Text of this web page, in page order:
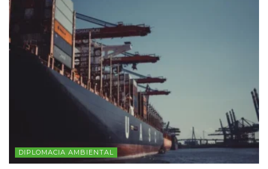
DIPLOMACIA AMBIENTAL